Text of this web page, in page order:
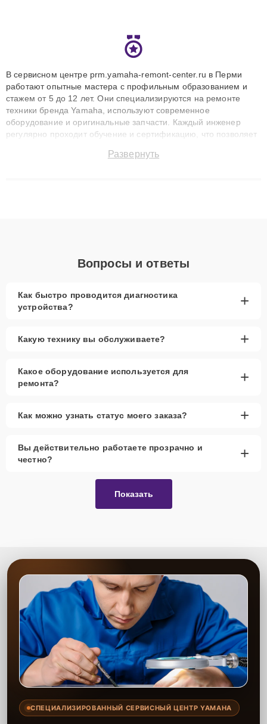
В сервисном центре prm.yamaha-remont-center.ru в Перми
работают опытные мастера с профильным образованием и
стажем от 5 до 12 лет. Они специализируются на ремонте
техники бренда Yamaha, используют современное
оборудование и оригинальные запчасти. Каждый инженер
регулярно проходит обучение и сертификацию, что позволяет
технику с сохранением гарантии до 3 лет. Наши мастера
Развернуть
Вопросы и ответы
Как быстро проводится диагностика
устройства?
+
Какую технику вы обслуживаете? +
Какое оборудование используется для
ремонта?
+
Как можно узнать статус моего заказа? +
Вы действительно работаете прозрачно и
честно?
+
Показать
СПЕЦИАЛИЗИРОВАННЫЙ СЕРВИСНЫЙ ЦЕНТР YAMAHA